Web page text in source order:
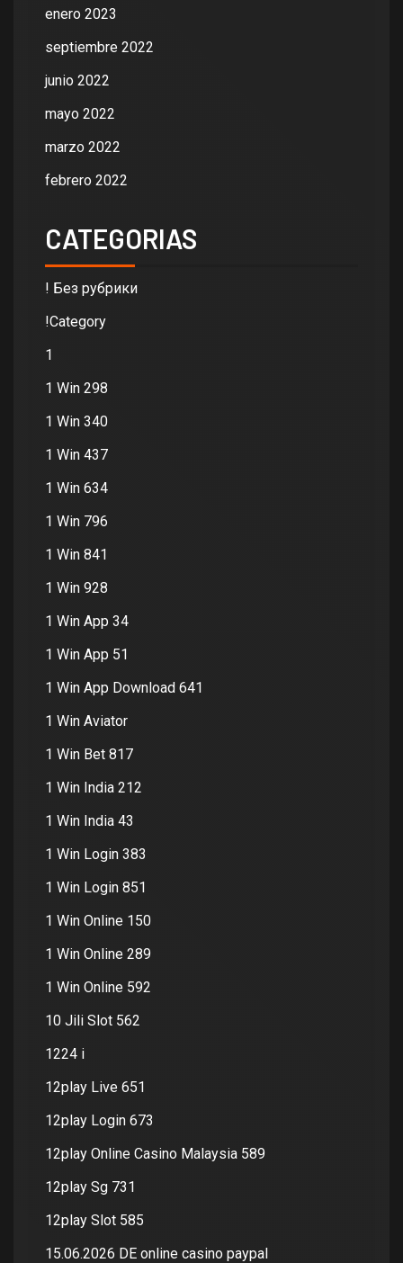
enero 2023
septiembre 2022
junio 2022
mayo 2022
marzo 2022
febrero 2022
CATEGORIAS
! Без рубрики
!Category
1
1 Win 298
1 Win 340
1 Win 437
1 Win 634
1 Win 796
1 Win 841
1 Win 928
1 Win App 34
1 Win App 51
1 Win App Download 641
1 Win Aviator
1 Win Bet 817
1 Win India 212
1 Win India 43
1 Win Login 383
1 Win Login 851
1 Win Online 150
1 Win Online 289
1 Win Online 592
10 Jili Slot 562
1224 i
12play Live 651
12play Login 673
12play Online Casino Malaysia 589
12play Sg 731
12play Slot 585
15.06.2026 DE online casino paypal